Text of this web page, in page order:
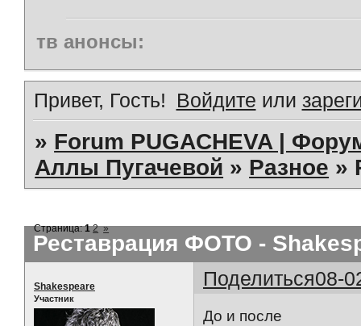
тв анонсы:
Привет, Гость! Войдите или
» Forum PUGACHEVA |
Аллы Пугачевой » Разное »
Реставрация ФОТО -
Страница:1 2 »
Поделиться08-
Shakespeare
Участник
До и после